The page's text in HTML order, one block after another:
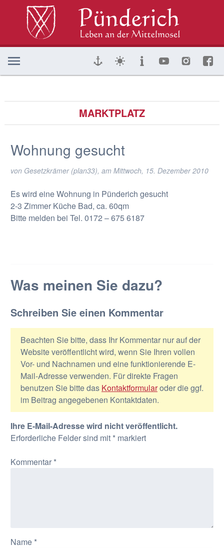
MARKTPLATZ
Wohnung gesucht
von Gesetzkrämer (plan33), am Mittwoch, 15. Dezember 2010
Es wird eine Wohnung in Pünderich gesucht
2-3 Zimmer Küche Bad, ca. 60qm
Bitte melden bei Tel. 0172 – 675 6187
Was meinen Sie dazu?
Schreiben Sie einen Kommentar
Beachten Sie bitte, dass Ihr Kommentar nur auf der
Website veröffentlicht wird, wenn Sie Ihren vollen
Vor- und Nachnamen und eine funktionierende E-
Mail-Adresse verwenden. Für direkte Fragen
benutzen Sie bitte das Kontaktformularoder die ggf.
im Beitrag angegebenen Kontaktdaten.
Ihre E-Mail-Adresse wird nicht veröffentlicht.
Erforderliche Felder sind mit *markiert
Kommentar *
Name *